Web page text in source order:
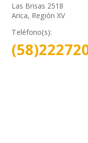
Las Brisas 2518
Arica, Región XV
Teléfono(s):